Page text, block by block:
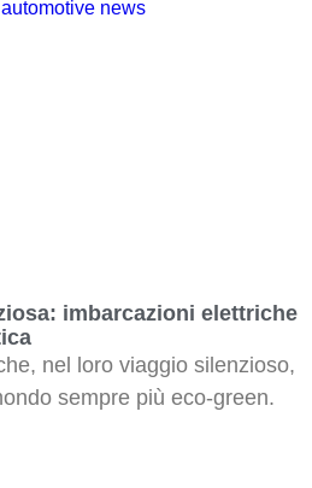
imbarcazioni elettriche
nel loro viaggio silenzioso,
sempre più eco-green.